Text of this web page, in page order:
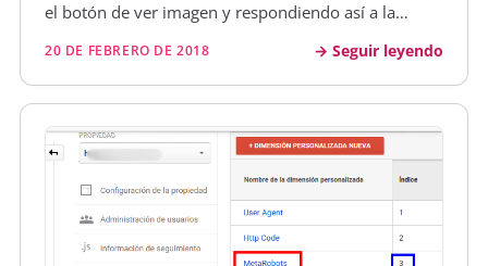
el botón de ver imagen y respondiendo así a la
ante la Unión Europea. Cómo era antes Y
actualmente ha desaparecido la opci…
20 DE FEBRERO DE 2018 Seguir leyendo